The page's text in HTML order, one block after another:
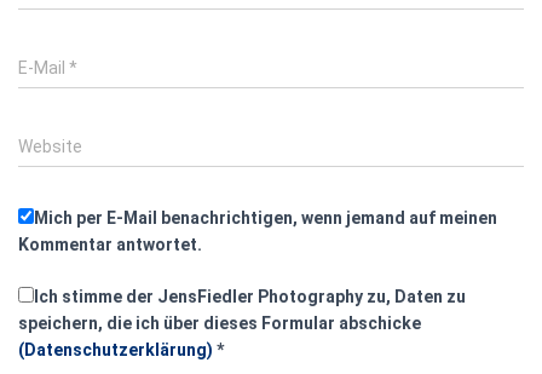
E-Mail *
Website
Mich per E-Mail benachrichtigen, wenn jemand auf meinen
Kommentar antwortet.
Ich stimme der JensFiedler Photography zu, Daten zu
speichern, die ich über dieses Formular abschicke
(Datenschutzerklärung) *